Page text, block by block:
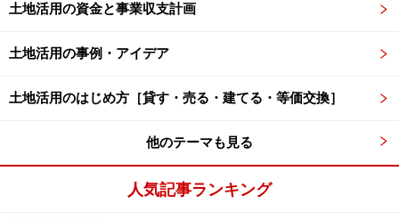
バイクオーナーの専門的なニーズに応えたライダーズマ
クはなかなか自分のアパート・マンションの建物内、敷
地内には停められません。そのため、時間貸しのコイン
土地活用の資金と事業収支計画
土地活用の事例・アイデア
土地活用のはじめ方［貸す・売る・建てる・等価交換］
他のテーマも見る
人気記事ランキング